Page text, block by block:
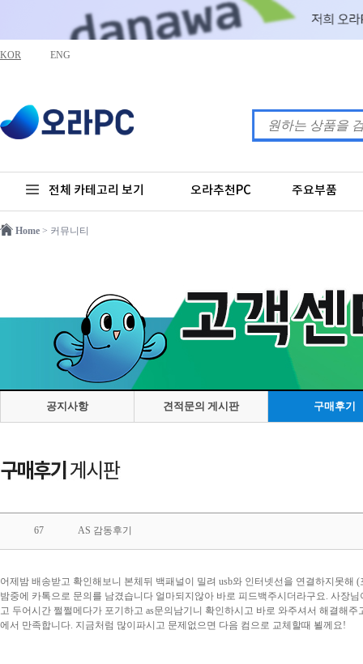
KOR ENG
전체 카테고리 보기 오라추천PC 주요부품
Home > 커뮤니티
공지사항 견적문의 게시판 구매후기
67 AS 감동후기
어제밤 배송받고 확인해보니 본체뒤 백패널이 밀려 usb와 인터넷선을 연결하지못
밤중에 카톡으로 문의를 남겼습니다 얼마되지않아 바로 피드백주시더라구요. 사장
고 두어시간 쩔쩔메다가 포기하고 as문의남기니 확인하시고 바로 와주셔서 해결해
에서 만족합니다. 지금처럼 많이파시고 문제없으면 다음 컴으로 교체할때 뵐께요!